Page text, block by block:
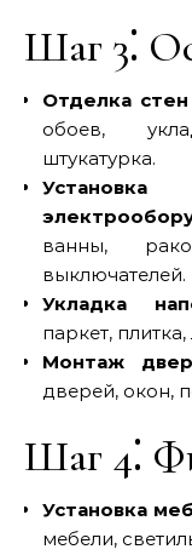
Шаг 3⁚
Отделка
обоев,
штукатурка.
ванны,
выключателей.
Укладка
паркет,
Монтаж
дверей, окон,
Шаг 4⁚
Установка
мебели,